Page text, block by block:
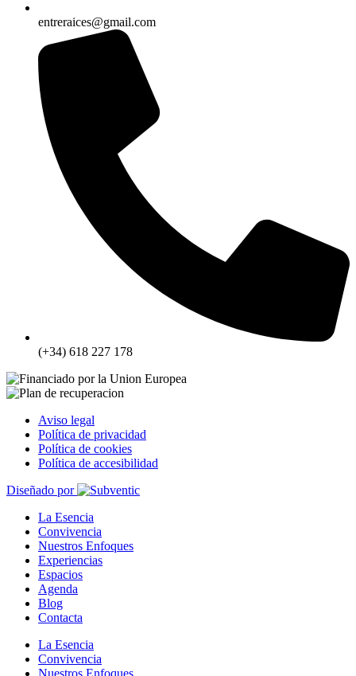
entreraices@gmail.com
(+34) 618 227 178
Aviso legal
Política de privacidad
Política de cookies
Política de accesibilidad
Diseñado por
La Esencia
Convivencia
Nuestros Enfoques
Experiencias
Espacios
Agenda
Blog
Contacta
La Esencia
Convivencia
Nuestros Enfoques